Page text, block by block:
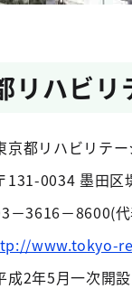
リハビリ
リハビリテー
0034 墨田区
－8600(代
www.tokyo-
年5月一次開設